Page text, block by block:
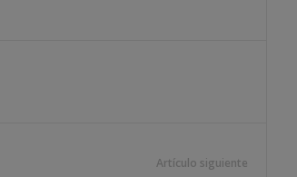
Artículo siguiente